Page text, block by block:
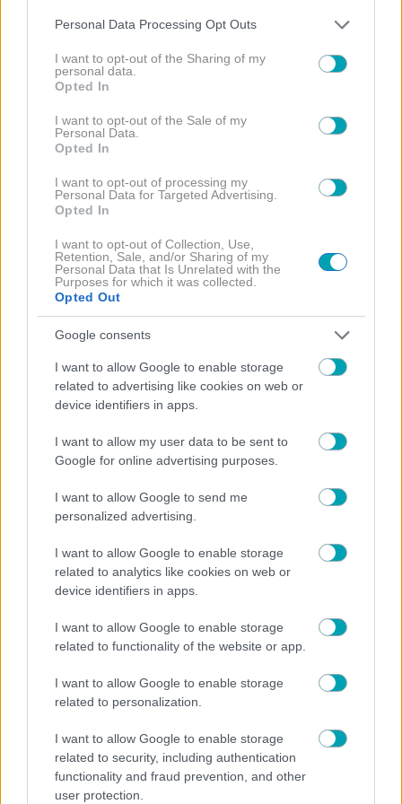
Please note that this website/app uses one or more Google
not limited to your visit or usage behaviour. You may click to
grant or deny consent to Google and its third-party tags to
use your data for below specified purposes in below Google
consent section.
Personal Data Processing Opt Outs
I want to opt-out of the Sharing of my
personal data.
Opted In
I want to opt-out of the Sale of my
Personal Data.
Opted In
I want to opt-out of processing my
Personal Data for Targeted Advertising.
Opted In
I want to opt-out of Collection, Use,
Retention, Sale, and/or Sharing of my
Personal Data that Is Unrelated with the
Purposes for which it was collected.
Opted Out
Google consents
I want to allow Google to enable storage
related to advertising like cookies on web or
device identifiers in apps.
I want to allow my user data to be sent to
Google for online advertising purposes.
I want to allow Google to send me
personalized advertising.
I want to allow Google to enable storage
related to analytics like cookies on web or
device identifiers in apps.
I want to allow Google to enable storage
related to functionality of the website or app.
I want to allow Google to enable storage
related to personalization.
I want to allow Google to enable storage
related to security, including authentication
functionality and fraud prevention, and other
user protection.
ΔΙΑΒΑΣΤΕ
ΠΕΡΙΣΣΟΤΕΡΑ
FITNESS
Τι συμβαίνει στο σώμα σας όταν κάνετε «Dead
Bugs» κάθε μέρα – Η άσκηση που δυναμώνει τον
κορμό χωρίς πίεση στη μέση